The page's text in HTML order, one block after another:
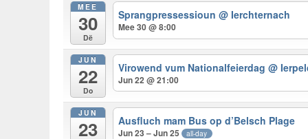
MEE
30
Dë
Sprangpressessioun@ Ierchternach
Mee 30 @ 8:00
JUN
22
Do
Virowend vum Nationalfeierdag@
Jun 22 @ 21:00
JUN
23 Ausfluch mam Bus op d’Belsch Plage
Jun 23 – Jun 25 all-day